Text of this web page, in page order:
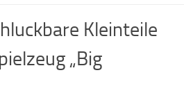
Kleinteile
„Big